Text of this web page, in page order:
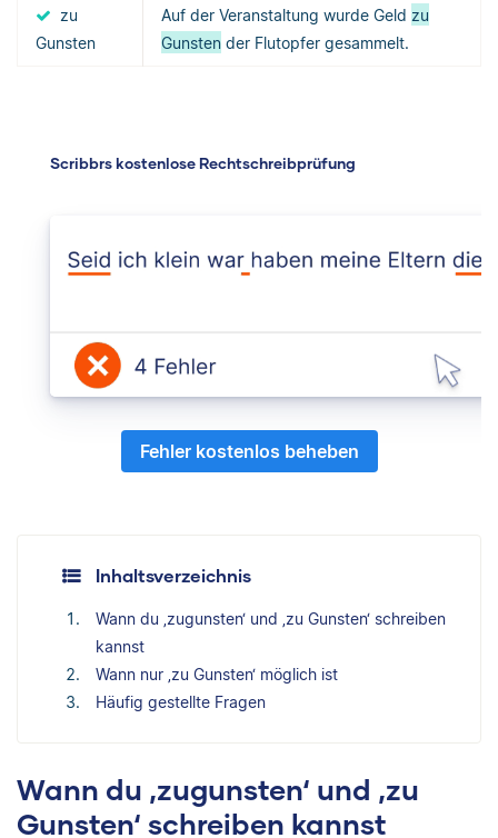
zu
Gunsten
Auf der Veranstaltung wurde Geld zu
Gunsten der Flutopfer gesammelt.
Scribbrs kostenlose Rechtschreibprüfung
Fehler kostenlos beheben
Inhaltsverzeichnis
Wann du ‚zugunsten‘ und ‚zu Gunsten‘ schreiben
kannst
Wann nur ‚zu Gunsten‘ möglich ist
Häufig gestellte Fragen
Wann du ‚zugunsten‘ und ‚zu
Gunsten‘ schreiben kannst